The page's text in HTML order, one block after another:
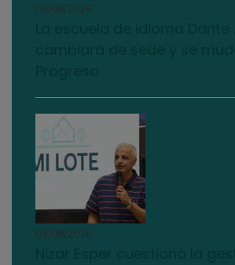
03/08/2026
03/08/2026